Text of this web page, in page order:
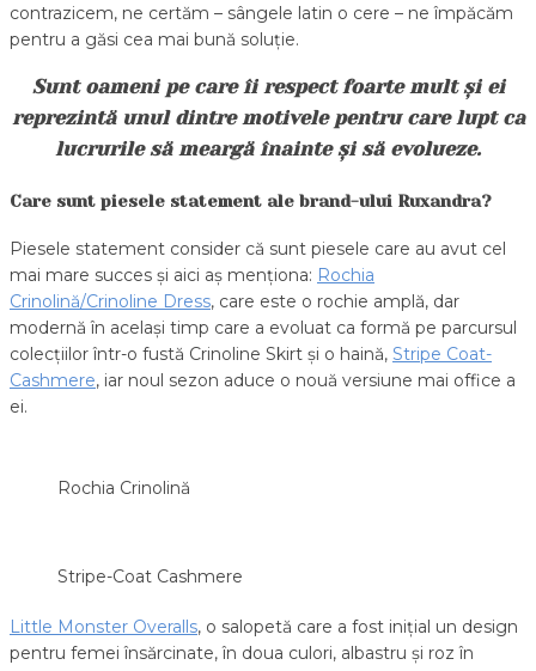
contrazicem, ne certăm – sângele latin o cere – ne împăcăm
pentru a găsi cea mai bună soluție.
Sunt oameni pe care îi respect foarte mult și ei
reprezintă unul dintre motivele pentru care lupt ca
lucrurile să meargă înainte și să evolueze.
Care sunt piesele statement ale brand-ului Ruxandra?
Piesele statement consider că sunt piesele care au avut cel
mai mare succes și aici aș menționa: Rochia
Crinolină/Crinoline Dress, care este o rochie amplă, dar
modernă în același timp care a evoluat ca formă pe parcursul
colecțiilor într-o fustă Crinoline Skirt și o haină, Stripe Coat-
Cashmere, iar noul sezon aduce o nouă versiune mai office a
ei.
Rochia Crinolină
Stripe-Coat Cashmere
Little Monster Overalls, o salopetă care a fost inițial un design
pentru femei însărcinate, în doua culori, albastru și roz în